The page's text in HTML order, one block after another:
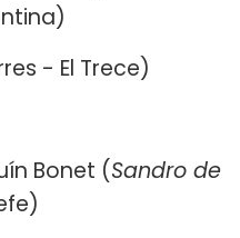
- El Trece)
Bonet (Sandro de